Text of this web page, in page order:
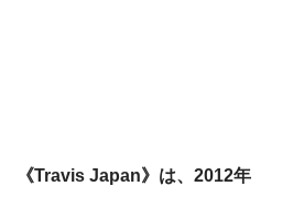
《Travis Japan》は、2012年